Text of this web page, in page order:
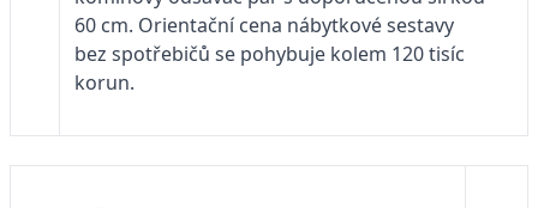
60 cm. Orientační cena nábytkové sestavy
bez spotřebičů se pohybuje kolem 120 tisíc
korun.